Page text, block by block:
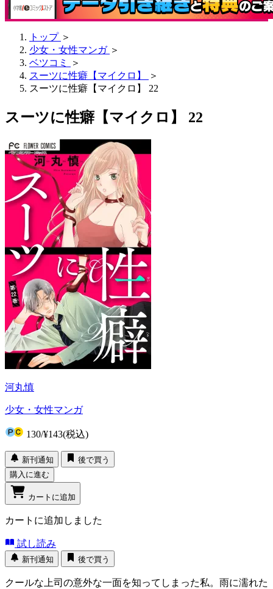
トップ ＞
少女・女性マンガ ＞
ベツコミ
＞
スーツに性癖【マイクロ】
＞
スーツに性癖【マイクロ】 22
スーツに性癖【マイクロ】 22
河丸慎
少女・女性マンガ
130/¥143(税込)
新刊通知
後で買う
購入に進む
カートに追加
カートに追加しました
試し読み
新刊通知 後で買う
クールな上司の意外な一面を知ってしまった私。雨に濡れた